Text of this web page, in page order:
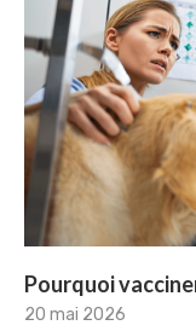
Pourquoi
20 mai 2026